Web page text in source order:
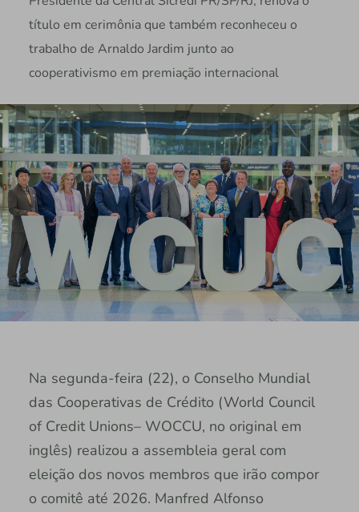
título em cerimônia que também reconheceu o
trabalho de Arnaldo Jardim junto ao
cooperativismo em premiação internacional
Na segunda-feira (22), o Conselho Mundial
das Cooperativas de Crédito (World Council
of Credit Unions– WOCCU, no original em
inglês) realizou a assembleia geral com
eleição dos novos membros que irão compor
o comitê até 2026. Manfred Alfonso